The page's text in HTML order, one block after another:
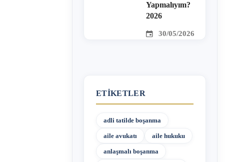
Yapmalıyım?
2026
30/05/2026
ETIKETLER
adli tatilde boşanma
aile avukatı aile hukuku
anlaşmalı boşanma